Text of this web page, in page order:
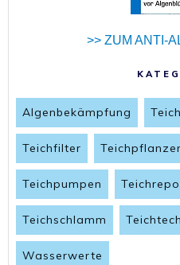
>> ZUM ANTI-
Algenbekämpfung
Teichfilter
Teichpumpen
Teichschlamm
Wasserwerte